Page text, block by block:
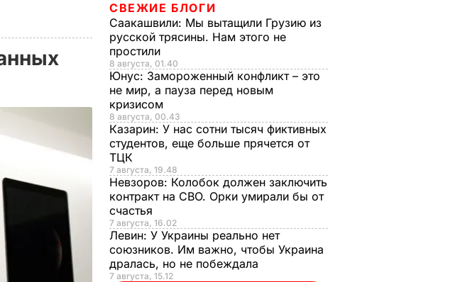
СВЕЖИЕ БЛОГИ
Саакашвили: Мы вытащили Грузию из
русской трясины. Нам этого не
простили
8 августа, 01.40
Юнус: Замороженный конфликт – это
не мир, а пауза перед новым
кризисом
8 августа, 00.43
Казарин: У нас сотни тысяч фиктивных
студентов, еще больше прячется от
ТЦК
7 августа, 19.48
Невзоров: Колобок должен заключить
контракт на СВО. Орки умирали бы от
счастья
7 августа, 16.02
Левин: У Украины реально нет
союзников. Им важно, чтобы Украина
дралась, но не побеждала
7 августа, 15.12